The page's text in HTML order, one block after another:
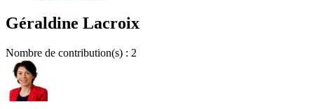
Géraldine Lacroix
Nombre de contribution(s) : 2